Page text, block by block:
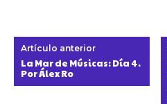
Artículo anterior
La Mar de Músicas: Día 4.
Por Álex Ro